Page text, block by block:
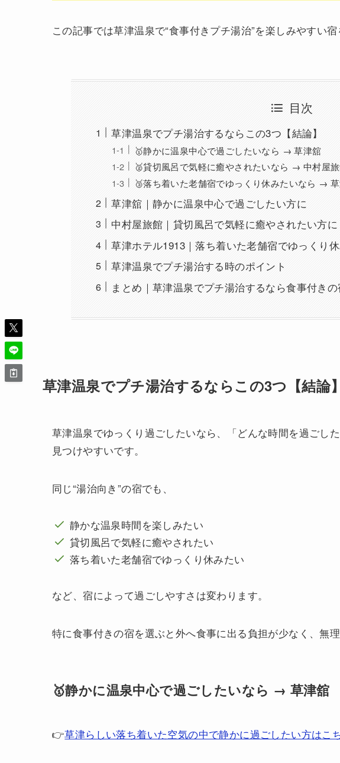
この記事では草津温泉で“食事付きプチ湯治”を楽しみやすい宿
目次
草津温泉でプチ湯治するならこの3つ【結論】
🥇静かに温泉中心で過ごしたいなら → 草津舘
🥈貸切風呂で気軽に癒やされたいなら → 中村屋
🥉落ち着いた老舗宿でゆっくり休みたいなら →
草津舘｜静かに温泉中心で過ごしたい方に
中村屋旅館｜貸切風呂で気軽に癒やされたい方に
草津ホテル1913｜落ち着いた老舗宿でゆっくり
草津温泉でプチ湯治する時のポイント
まとめ｜草津温泉でプチ湯治するなら食事付き
草津温泉でプチ湯治するならこの3つ【結論】
草津温泉でゆっくり過ごしたいなら、「どんな時間を過ごし
見つけやすいです。
同じ“湯治向き”の宿でも、
静かな温泉時間を楽しみたい
貸切風呂で気軽に癒やされたい
落ち着いた老舗宿でゆっくり休みたい
など、宿によって過ごしやすさは変わります。
特に食事付きの宿を選ぶと外へ食事に出る負担が少なく、無
🥇静かに温泉中心で過ごしたいなら → 草津舘
👉草津らしい落ち着いた空気の中で静かに過ごしたい方はこ